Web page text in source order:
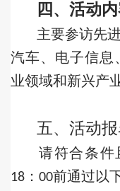
四 、活动
主要参访先
汽车、电子信息
业领域和新兴产
五、活动报
请符合条件
18 ： 00前通过以